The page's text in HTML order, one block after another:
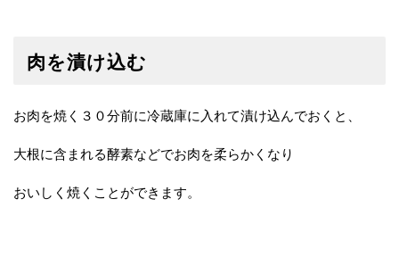
肉を漬け込む
お肉を焼く３０分前に冷蔵庫に入れて漬け込んでおくと、
大根に含まれる酵素などでお肉を柔らかくなり
おいしく焼くことができます。